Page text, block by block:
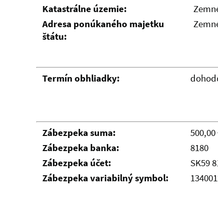
Katastrálne územie:
Adresa ponúkaného majetku
štátu:
Termín obhliadky:
Zábezpeka suma:
500,00
Zábezpeka banka:
8180
Zábezpeka účet:
SK59
Zábezpeka variabilný symbol: